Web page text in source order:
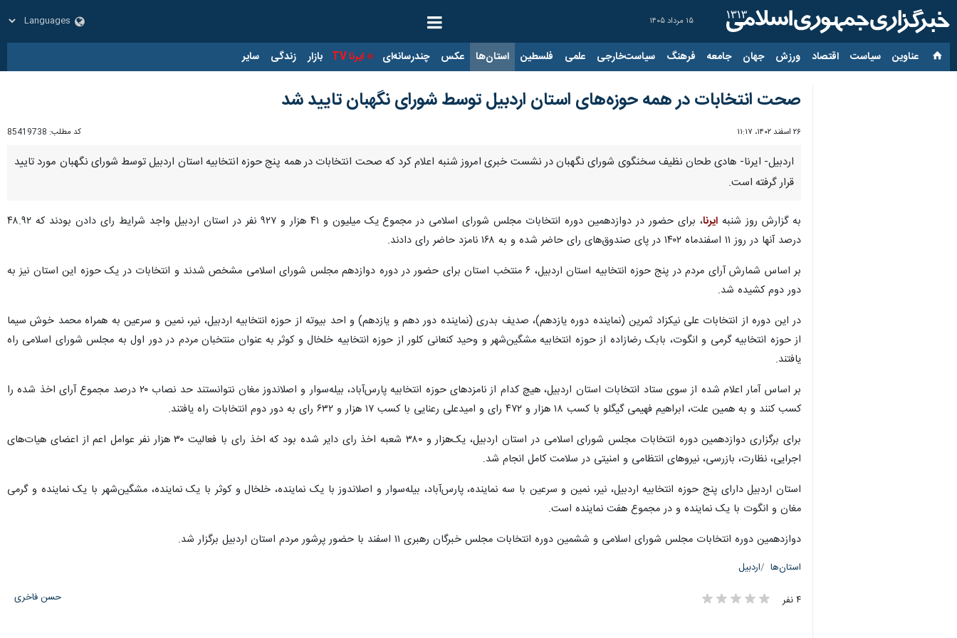
۱۵ مرداد ۱۴۰۵
عناوین‌ سیاست اقتصاد ورزش جهان جامعه فرهنگ سیاست‌خارجی علمی فلسطین استان‌ها عکس چندرسانه‌ای ایرنا TV بازار زندگی سایر
صحت انتخابات در همه حوزه‌های استان اردبیل توسط شورای نگهبان تایید شد
۲۶ اسفند ۱۴۰۲، ۱۱:۱۷ کد مطلب: 85419738
اردبیل- ایرنا- هادی طحان نظیف سخنگوی شورای نگهبان در نشست خبری امروز شنبه اعلام کرد که صحت انتخابات در همه پنج حوزه انتخابیه استان اردبیل توسط شورای نگهبان مورد تایید
قرار گرفته است.
به گزارش روز شنبه ایرنا
، برای حضور در دوازدهمین دوره انتخابات مجلس شورای اسلامی در مجموع یک میلیون و ۴۱ هزار و ۹۲۷ نفر در استان اردبیل واجد شرایط رای دادن بودند که ۴۸.۹۲
درصد آنها در روز ۱۱ اسفندماه ۱۴۰۲ در پای صندوق‌های رای حاضر شده و به ۱۶۸ نامزد حاضر رای دادند.
بر اساس شمارش آرای مردم در پنج حوزه انتخابیه استان اردبیل، ۶ منتخب استان برای حضور در دوره دوازدهم مجلس شورای اسلامی مشخص شدند و انتخابات در یک حوزه این استان نیز به
دور دوم کشیده شد.
در این دوره از انتخابات علی نیکزاد ثمرین (نماینده دوره یازدهم)، صدیف بدری (نماینده دور دهم و یازدهم) و احد بیوته از حوزه انتخابیه اردبیل، نیر، نمین و سرعین به همراه محمد خوش سیما
از حوزه انتخابیه گرمی و انگوت، بابک رضازاده از حوزه انتخابیه مشگین‌شهر و وحید کنعانی کلور از حوزه انتخابیه خلخال و کوثر به عنوان منتخبان مردم در دور اول به مجلس شورای اسلامی راه
یافتند.
بر اساس آمار اعلام شده از سوی ستاد انتخابات استان اردبیل، هیچ کدام از نامزدهای حوزه انتخابیه پارس‌آباد، بیله‌سوار و اصلاندوز مغان نتوانستند حد نصاب ۲۰ درصد مجموع آرای اخذ شده را
کسب کنند و به همین علت، ابراهیم فهیمی گیگلو با کسب ۱۸ هزار و ۴۷۲ رای و امیدعلی رعنایی با کسب ۱۷ هزار و ۶۳۲ رای به دور دوم انتخابات راه یافتند.
برای برگزاری دوازدهمین دوره انتخابات مجلس شورای اسلامی در استان اردبیل، یک‌هزار و ۳۸۰ شعبه اخذ رای دایر شده بود که اخذ رای با فعالیت ۳۰ هزار نفر عوامل اعم از اعضای هیات‌های
اجرایی، نظارت، بازرسی، نیروهای انتظامی و امنیتی در سلامت کامل انجام شد.
استان اردبیل دارای پنج حوزه انتخابیه اردبیل، نیر، نمین و سرعین با سه نماینده، پارس‌آباد، بیله‌سوار و اصلاندوز با یک نماینده، خلخال و کوثر با یک نماینده، مشگین‌شهر با یک نماینده و گرمی
مغان و انگوت با یک نماینده و در مجموع هفت نماینده است.
دوازدهمین دوره انتخابات مجلس شورای اسلامی و ششمین دوره انتخابات مجلس خبرگان رهبری ۱۱ اسفند با حضور پرشور مردم استان اردبیل برگزار شد.
استان‌ها اردبیل
۴ نفر حسن فاخری